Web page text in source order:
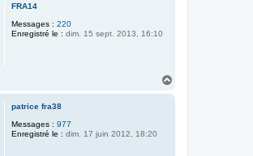
FRA14
Messages : 220
Enregistré le : dim. 15 sept. 2013, 16:10
patrice fra38
Messages : 977
Enregistré le : dim. 17 juin 2012, 18:20